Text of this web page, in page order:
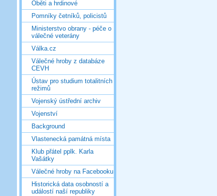
Oběti a hrdinové
Pomníky četníků, policistů
Ministerstvo obrany - péče o
válečné veterány
Válka.cz
Válečné hroby z databáze
CEVH
Ústav pro studium totalitních
režimů
Vojenský ústřední archiv
Vojenství
Background
Vlastenecká památná místa
Klub přátel pplk. Karla
Vašátky
Válečné hroby na Facebooku
Historická data osobností a
událostí naší republiky